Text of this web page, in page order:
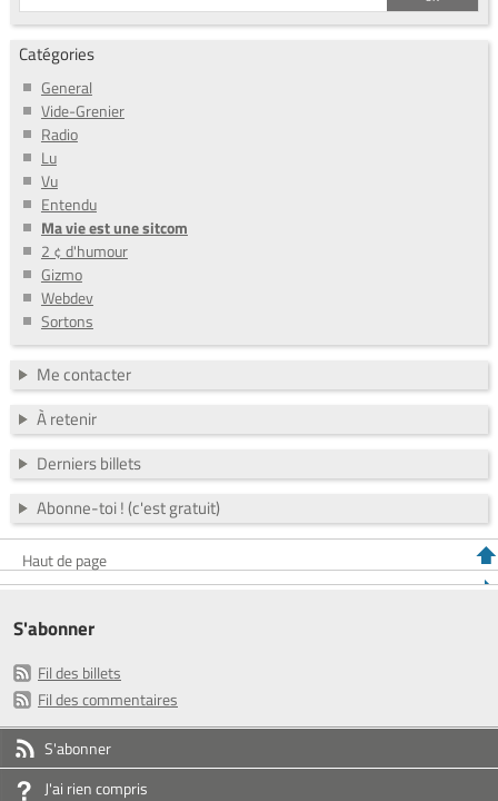
Catégories
General
Vide-Grenier
Radio
Lu
Vu
Entendu
Ma vie est une sitcom
2 ¢ d'humour
Gizmo
Webdev
Sortons
Me contacter
À retenir
Derniers billets
Abonne-toi ! (c'est gratuit)
Haut de page
S'abonner
Fil des billets
Fil des commentaires
S'abonner
J'ai rien compris